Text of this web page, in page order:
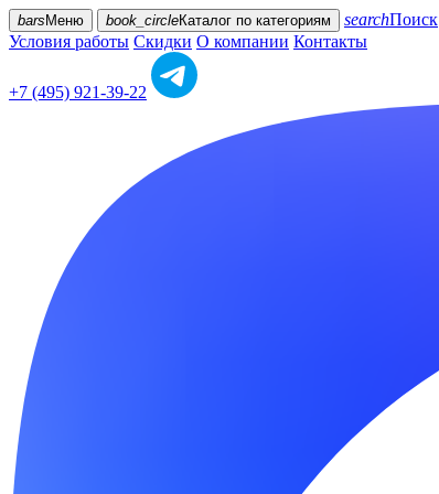
bars Меню book_circleКаталог по категориям searchПоиск
Условия работы Скидки О компании Контакты
+7 (495) 921-39-22